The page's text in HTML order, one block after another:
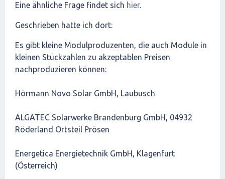
Eine ähnliche Frage findet sich hier.
Geschrieben hatte ich dort:
Es gibt kleine Modulproduzenten, die auch Module in
kleinen Stückzahlen zu akzeptablen Preisen
nachproduzieren können:
Hörmann Novo Solar GmbH, Laubusch
ALGATEC Solarwerke Brandenburg GmbH, 04932
Röderland Ortsteil Prösen
Energetica Energietechnik GmbH, Klagenfurt
(Österreich)